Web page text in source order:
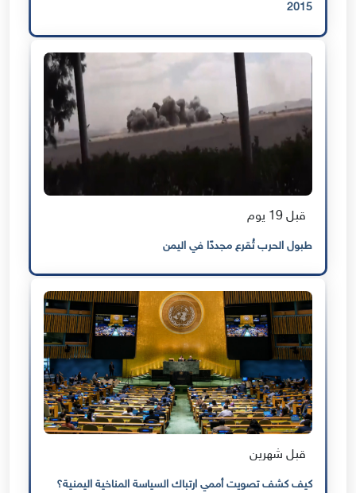
2015
قبل 19 يوم
طبول الحرب تُقرع مجددًا في اليمن
قبل شهرين
كيف كشف تصويت أممي ارتباك السياسة المناخية اليمنية؟